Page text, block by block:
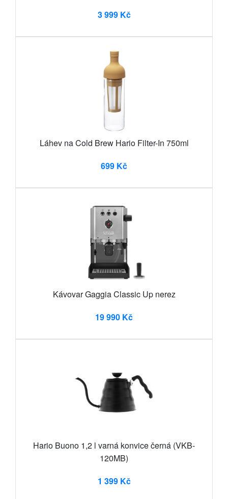
3 999 Kč
Láhev na Cold Brew Hario Filter-In 750ml
699 Kč
Kávovar Gaggia Classic Up nerez
19 990 Kč
Hario Buono 1,2 l varná konvice černá (VKB-
120MB)
1 399 Kč